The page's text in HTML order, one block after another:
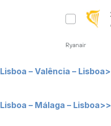
Lisboa – Valência –
Lisboa – Málaga –